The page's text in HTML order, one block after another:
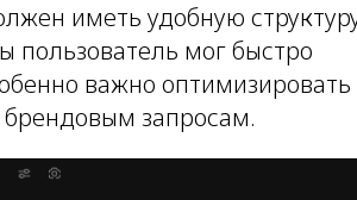
иметь удобную
пользователь мог быстро
важно оптимизировать
брендовым запросам.